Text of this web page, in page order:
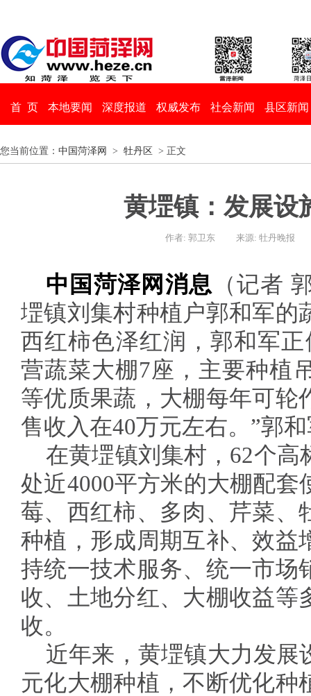
首 页 本地要闻 深度报道 权威发布 社会新闻 县区新闻
您当前位置： 中国菏泽网 > 牡丹区 > 正文
黄堽镇：发展设
作者: 郭卫东 来源: 牡丹晚报
中国菏泽网消息 （记者
堽镇刘集村种植户郭和军的
西红柿色泽红润，郭和军
营蔬菜大棚7座，主要种植
等优质果蔬，大棚每年可轮
售收入在40万元左右。”郭
在黄堽镇刘集村，62个
处近4000平方米的大棚配
莓、西红柿、多肉、芹菜、
种植，形成周期互补、效益
持统一技术服务、统一市场
收、土地分红、大棚收益等
收。
近年来，黄堽镇大力发展
元化大棚种植，不断优化种